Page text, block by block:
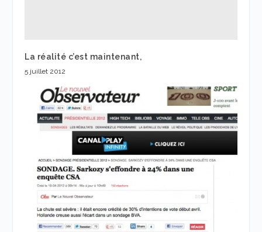
La réalité c’est maintenant,
5 juillet 2012